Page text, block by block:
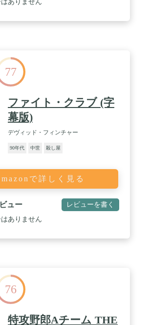
ありません
77
ファイト・クラブ (字
幕版)
デヴィッド・フィンチャー
90年代 中世 殺し屋
で詳しく見る
ュー レビューを書く
ありません
76
特攻野郎Aチーム THE